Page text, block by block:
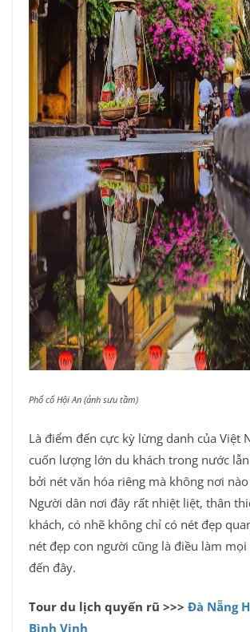
Phố cổ Hội An (ảnh sưu tầm)
Là điểm đến cực kỳ lừng danh của Việt
cuốn lượng lớn du khách trong nước
bởi nét văn hóa riêng mà không nơi
Người dân nơi đây rất nhiệt liệt, thân
khách, có nhẽ không chỉ có nét đẹp
nét đẹp con người cũng là điều làm
đến đây.
Tour du lịch quyến rũ >>> Đà Nẵng
Bình Vinh